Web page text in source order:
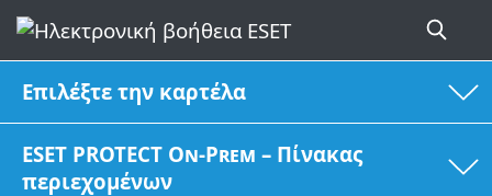
Επιλέξτε την καρτέλα
ESET PROTECT On-Prem – Πίνακας
περιεχομένων